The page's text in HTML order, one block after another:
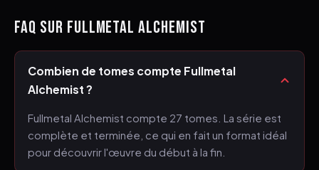
FAQ SUR FULLMETAL ALCHEMIST
Combien de tomes compte Fullmetal
Alchemist ?
Fullmetal Alchemist compte 27 tomes. La série est
complète et terminée, ce qui en fait un format idéal
pour découvrir l'œuvre du début à la fin.